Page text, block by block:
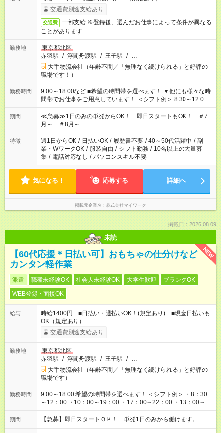
交通費別途支給あり
交通費
一部支給 ※登録後、選んだお仕事によって条件が異なる
ことがあります
勤務地
東京都北区
赤羽駅 / 浮間舟渡駅 / 王子駅 / …
大手物流会社（年齢不問／「無理なく続けられる」と好評の
職場です！）
勤務時間
9:00～18:00など ■希望の時間帯を選べます！ ▼他にも様々な時
間帯でお仕事をご用意しています！ ＜シフト例＞ 8:30～12:00
17:00～22:00 13:00～22:00 22:00～翌6:00 など
期間
≪急募≫1日のみの単発からOK！ 即日スタートもOK！ ＃7
月～ ＃8月～
特徴 週1日からOK / 日払いOK / 履歴書不要 / 40～50代活躍中 / 副
業・WワークOK / 服装自由 / シフト勤務 / 10名以上の大量募
集 / 電話対応なし / パソコンスキル不要
気になる！ 応募する 詳細へ
掲載元企業名 株式会社マイワーク
掲載日：2026.08.09
未読
NEW
【60代応援＊日払い可】おもちゃの仕分けなど
カンタン軽作業
派遣 職種未経験OK 社会人未経験OK 大学生歓迎
ブランクOK
WEB登録・面接OK
給与
時給1400円 ■日払い・週払いOK！(規定あり) ■現金日払いも
OK（規定あり）
交通費別途支給あり
勤務地
東京都北区
赤羽駅 / 浮間舟渡駅 / 王子駅 / …
大手物流会社（年齢不問／「無理なく続けられる」と好評の
職場です）
勤務時間
9:00～18:00 希望の時間帯を選べます！ ＜シフト例＞ ・8：30
～12：00 ・10：00～19：00 ・17：00～22：00 ・13：00～
22：00 ・22：00～翌6：00 など
期間 【急募】即日スタートＯＫ！ 単発1日のみから働けます。